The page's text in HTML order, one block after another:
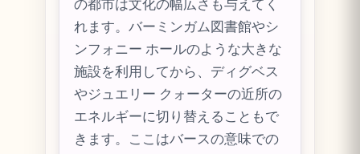
の都市は文化の幅広さも与えてく
れます。バーミンガム図書館やシ
ンフォニー ホールのような大きな
施設を利用してから、ディグベス
やジュエリー クォーターの近所の
エネルギーに切り替えることもで
きます。ここはバースの意味での